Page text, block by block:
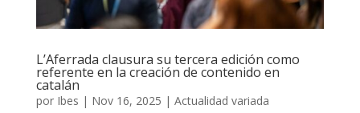
L’Aferrada clausura su tercera edición como
referente en la creación de contenido en
catalán
por Ibes | Nov 16, 2025 | Actualidad variada